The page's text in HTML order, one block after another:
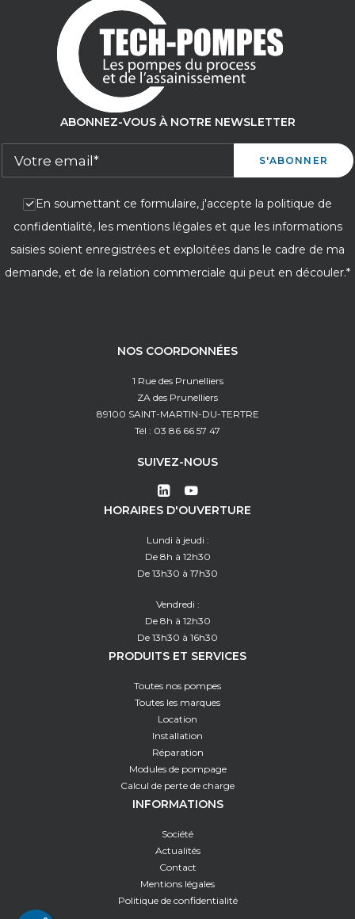
ABONNEZ-VOUS À NOTRE NEWSLETTER
En soumettant ce formulaire, j'accepte la politique de
confidentialité, les mentions légales et que les informations
saisies soient enregistrées et exploitées dans le cadre de ma
demande, et de la relation commerciale qui peut en découler.*
NOS COORDONNÉES
1 Rue des Prunelliers
ZA des Prunelliers
89100 SAINT-MARTIN-DU-TERTRE
Tél : 03 86 66 57 47
SUIVEZ-NOUS
HORAIRES D'OUVERTURE
Lundi à jeudi :
De 8h à 12h30
De 13h30 à 17h30
Vendredi :
De 8h à 12h30
De 13h30 à 16h30
PRODUITS ET SERVICES
Toutes nos pompes
Toutes les marques
Location
Installation
Réparation
Modules de pompage
Calcul de perte de charge
INFORMATIONS
Société
Actualités
Contact
Mentions légales
Politique de confidentialité